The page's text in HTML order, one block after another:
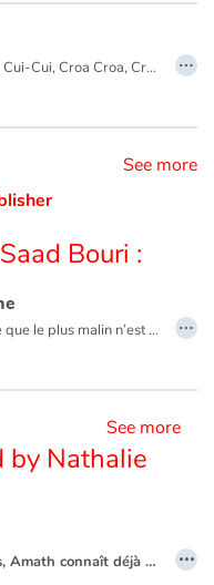
Que de bruit aujourd'hui ! Cui-Cui, Croa Croa, Cri Cri, Rou Rou… Tous les animaux chantent de leur plus belle voix, et ce sera à qui chantera le plus fort. …
See more
Bouri :
Un conte où l’on découvre que le plus malin n’est pas celui qu’on croit… « Ouvrez mes enfants, je suis votre mère. » dit le renard affamé, imitant la voix de la hyène. Mais les petits de la hyène sont prudents, ils ne se laisseront pas manger si facilement. À moins que...
arabe.
…
See more
by Nathalie
Du haut de ses sept ans, Amath connaît déjà son pays comme sa poche. Sa terre d’Afrique, ses étranges baobabs, son sol aride où poussent de beaux acacias… Mais voilà qu’un soir, en s’endormant, il est plongé dans un tout nouveau monde. Un monde fabuleux aux mille plantes et mille animaux, où le mystérieux Lwas règne en maître.
…